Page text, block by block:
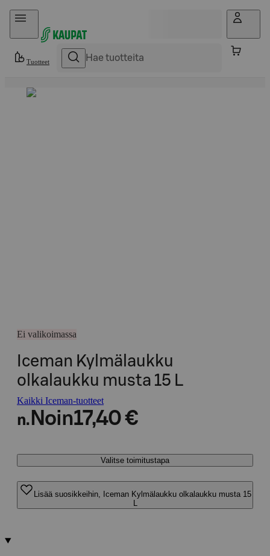
Hyppää sisältöön
Tuotteet
Ei valikoimassa
Iceman Kylmälaukku
olkalaukku musta 15 L
Kaikki Iceman-tuotteet
n. Noin17,40 €
Valitse toimitustapa
Lisää suosikkeihin, Iceman Kylmälaukku olkalaukku musta 15
L